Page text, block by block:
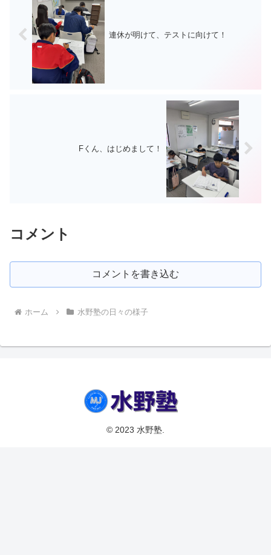
連休が明けて、テストに向けて！
Fくん、はじめまして！
コメント
コメントを書き込む
ホーム 水野塾の日々の様子
© 2023 水野塾.